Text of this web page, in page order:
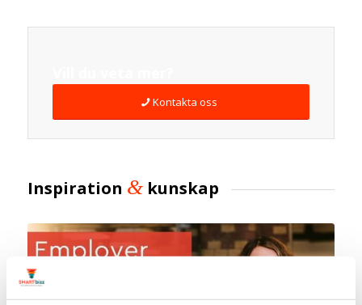
Kontakta oss
Inspiration &kunskap